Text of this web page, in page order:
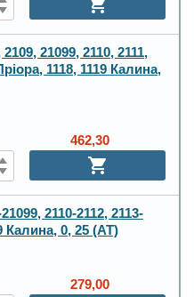
21099, 2110, 2111,
1118, 1119 Калина,
462,30
2110-2112, 2113-
Калина, 0, 25 (AT)
279,00